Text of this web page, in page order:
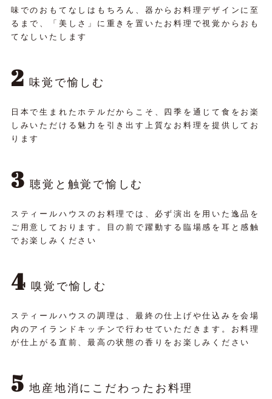
味でのおもてなしはもちろん、器からお料理デザインに至
るまで、「美しさ」に重きを置いたお料理で視覚からおも
てなしいたします
2 味覚で愉しむ
日本で生まれたホテルだからこそ、四季を通じて食をお楽
しみいただける魅力を引き出す上質なお料理を提供してお
ります
3 聴覚と触覚で愉しむ
スティールハウスのお料理では、必ず演出を用いた逸品を
ご用意しております。目の前で躍動する臨場感を耳と感触
でお楽しみください
4 嗅覚で愉しむ
スティールハウスの調理は、最終の仕上げや仕込みを会場
内のアイランドキッチンで行わせていただきます。お料理
が仕上がる直前、最高の状態の香りをお楽しみください
5 地産地消にこだわったお料理